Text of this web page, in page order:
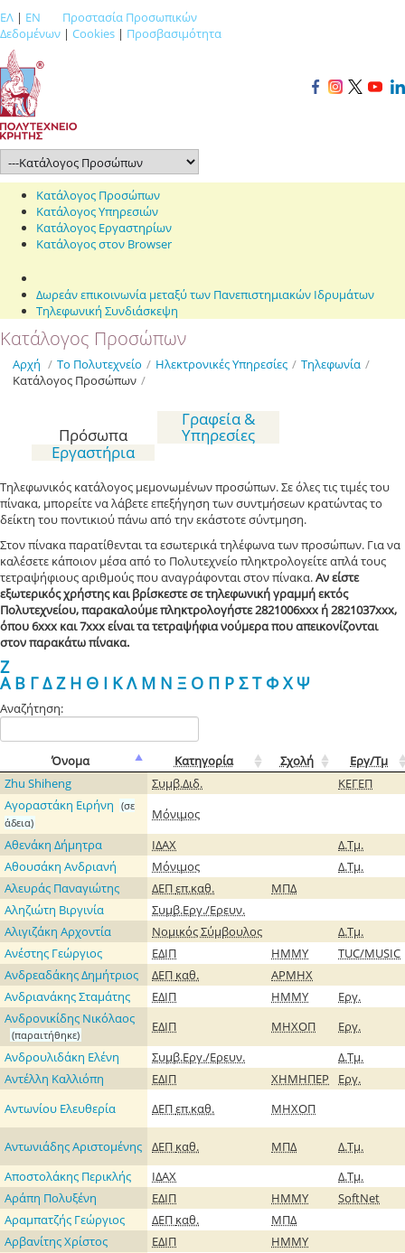
ΕΛ | EN
Προστασία Προσωπικών
Δεδομένων | Cookies | Προσβασιμότητα
Κατάλογος Προσώπων
Κατάλογος Υπηρεσιών
Κατάλογος Εργαστηρίων
Κατάλογος στον Browser
Δωρεάν επικοινωνία μεταξύ των Πανεπιστημιακών Ιδρυμάτων
Τηλεφωνική Συνδιάσκεψη
Κατάλογος Προσώπων
Αρχή / Το Πολυτεχνείο / Ηλεκτρονικές Υπηρεσίες / Τηλεφωνία /
Κατάλογος Προσώπων /
Πρόσωπα
Γραφεία &
Υπηρεσίες
Εργαστήρια
Τηλεφωνικός κατάλογος μεμονωμένων προσώπων. Σε όλες τις τιμές του
πίνακα, μπορείτε να λάβετε επεξήγηση των συντμήσεων κρατώντας το
δείκτη του ποντικιού πάνω από την εκάστοτε σύντμηση.
Στον πίνακα παρατίθενται τα εσωτερικά τηλέφωνα των προσώπων. Για να
καλέσετε κάποιον μέσα από το Πολυτεχνείο πληκτρολογείτε απλά τους
τετραψήφιους αριθμούς που αναγράφονται στον πίνακα.Αν είστε
εξωτερικός χρήστης και βρίσκεστε σε τηλεφωνική γραμμή εκτός
Πολυτεχνείου, παρακαλούμε πληκτρολογήστε 2821006xxx ή 2821037xxx,
όπου 6xxx και 7xxx είναι τα τετραψήφια νούμερα που απεικονίζονται
στον παρακάτω πίνακα.
Z
Α Β Γ Δ Ζ Η Θ Ι Κ Λ Μ Ν Ξ Ο Π Ρ Σ Τ Φ Χ Ψ
Αναζήτηση:
Όνομα Κατηγορία Σχολή
Εργ/Τμ
Zhu Shiheng
Συμβ.Διδ.
ΚΕΓΕΠ
Αγοραστάκη Ειρήνη (σε
άδεια)
Μόνιμος
Αθενάκη Δήμητρα
ΙΔΑΧ
Δ.Τμ.
Αθουσάκη Ανδριανή
Μόνιμος
Δ.Τμ.
Αλευράς Παναγιώτης
ΔΕΠεπ.καθ.
ΜΠΔ
Αληζιώτη Βιργινία
Συμβ.Εργ./Ερευν.
Αλιγιζάκη Aρχοντία
Νομικός Σύμβουλος
Δ.Τμ.
Ανέστης Γεώργιος
ΕΔΙΠ ΗΜΜΥ
TUC/MUSIC
Ανδρεαδάκης Δημήτριος
ΔΕΠ καθ.
ΑΡΜΗΧ
Ανδριανάκης Σταμάτης
ΕΔΙΠ ΗΜΜΥ
Εργ.
Ανδρονικίδης Νικόλαος
(παραιτήθηκε)
ΕΔΙΠ ΜΗΧΟΠ
Εργ.
Ανδρουλιδάκη Ελένη
Συμβ.Εργ./Ερευν.
Δ.Τμ.
Αντέλλη Καλλιόπη
ΕΔΙΠ ΧΗΜΗΠΕΡ
Εργ.
Αντωνίου Ελευθερία
ΔΕΠεπ.καθ. ΜΗΧΟΠ
Αντωνιάδης Αριστομένης ΔΕΠ καθ. ΜΠΔ
Δ.Τμ.
Αποστολάκης Περικλής
ΙΔΑΧ
Δ.Τμ.
Αράπη Πολυξένη
ΕΔΙΠ ΗΜΜΥ
SoftNet
Αραμπατζής Γεώργιος
ΔΕΠ καθ.
ΜΠΔ
Αρβανίτης Χρίστος
ΕΔΙΠ
ΗΜΜΥ